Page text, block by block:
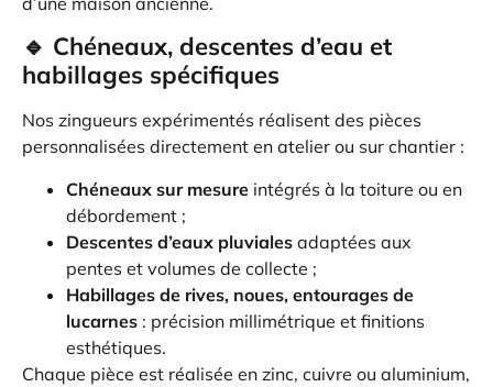
🔹 Chéneaux, descentes d’eau et
habillages spécifiques
Nos zingueurs expérimentés réalisent des pièces
personnalisées directement en atelier ou sur chantier :
Chéneaux sur mesure intégrés à la toiture ou en
débordement ;
Descentes d’eaux pluviales adaptées aux
pentes et volumes de collecte ;
Habillages de rives, noues, entourages de
lucarnes : précision millimétrique et finitions
esthétiques.
Chaque pièce est réalisée en zinc, cuivre ou aluminium,